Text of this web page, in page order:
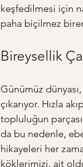
keşfedilmesi için
paha biçilmez
Bireysellik
Günümüz
çıkarıyor. Hızla
topluluğun
da bu nedenle,
hikayeleri her
köklerimizi, ait